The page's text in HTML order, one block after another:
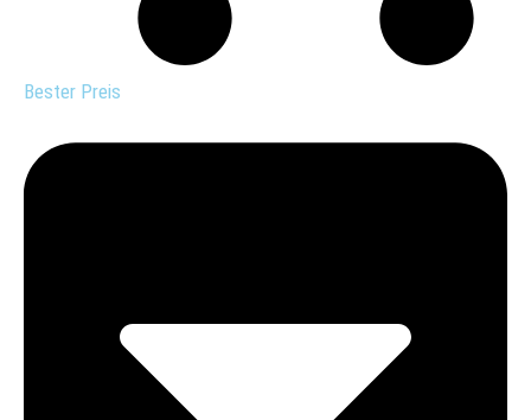
Bester Preis